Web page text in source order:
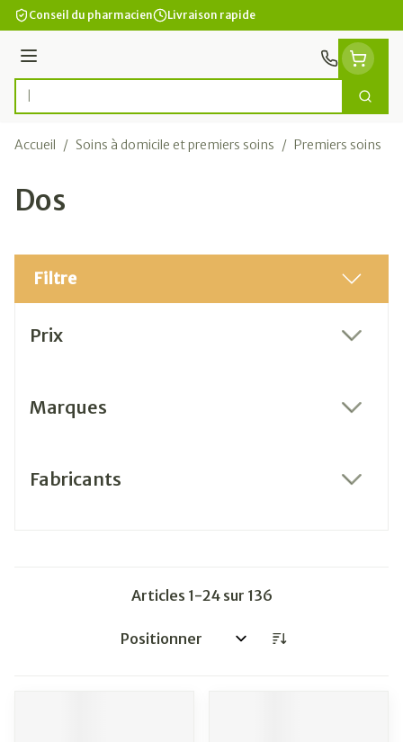
Aller au contenu
Conseil du pharmacien Livraison rapide
Menu
Rechercher
Accueil / Soins à domicile et premiers soins / Premiers soins
Dos
Filtre
Prix
Marques
Fabricants
Articles 1-24sur 136
Trier par: